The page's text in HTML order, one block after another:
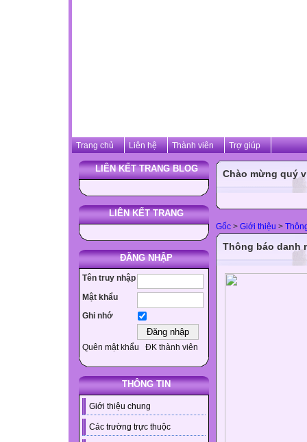
Trang chủ Liên hệ Thành viên Trợ giúp
LIÊN KẾT TRANG BLOG
LIÊN KẾT TRANG
ĐĂNG NHẬP
Tên truy nhập
Mật khẩu
Ghi nhớ
Quên mật khẩu ĐK thành viên
THÔNG TIN
Giới thiệu chung
Các trường trực thuộc
Chào mừng quý
Gốc > Giới thiệu >
Thông báo danh